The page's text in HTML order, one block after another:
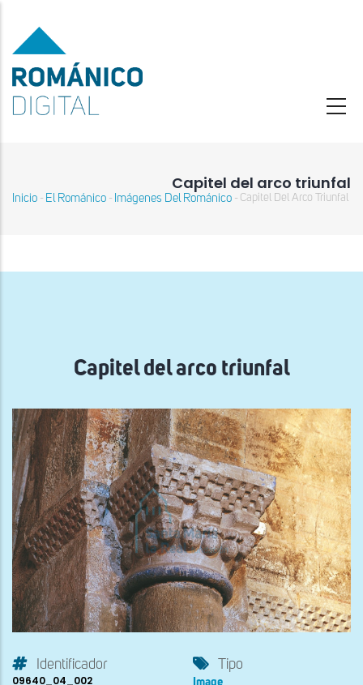
contenido
principal
Capitel del arco triunfal
Sobrescribir
navegación
Inicio - El Románico - Imágenes Del Románico - Capitel Del Arco Triunfal
Capitel del arco triunfal
Identificador
09640_04_002
Tipo
Image